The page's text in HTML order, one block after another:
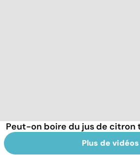
Peut-on boire du jus de citron
Plus de vidéos